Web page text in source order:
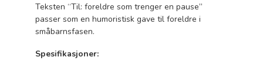
Teksten “Til: foreldre som trenger en pause”
passer som en humoristisk gave til foreldre i
småbarnsfasen.
Spesifikasjoner: